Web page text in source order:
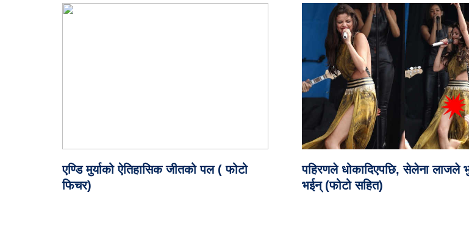
एण्डि मुर्याको ऐतिहासिक जीतको पल ( फोटो
फिचर)
पहिरणले धोकादिएपछि, सेलेना लाजले
भईन् (फोटो सहित)